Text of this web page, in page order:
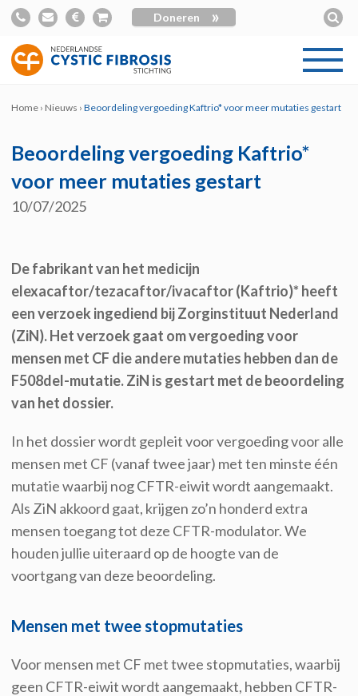
Doneren »
Home › Nieuws ›Beoordeling vergoeding Kaftrio* voor meer mutaties gestart
Beoordeling vergoeding Kaftrio*
voor meer mutaties gestart
10/07/2025
De fabrikant van het medicijn
elexacaftor/tezacaftor/ivacaftor (Kaftrio)* heeft
een verzoek ingediend bij Zorginstituut Nederland
(ZiN). Het verzoek gaat om vergoeding voor
mensen met CF die andere mutaties hebben dan de
F508del-mutatie. ZiN is gestart met de beoordeling
van het dossier.
In het dossier wordt gepleit voor vergoeding voor alle
mensen met CF (vanaf twee jaar) met ten minste één
mutatie waarbij nog CFTR-eiwit wordt aangemaakt.
Als ZiN akkoord gaat, krijgen zo’n honderd extra
mensen toegang tot deze CFTR-modulator. We
houden jullie uiteraard op de hoogte van de
voortgang van deze beoordeling.
Mensen met twee stopmutaties
Voor mensen met CF met twee stopmutaties, waarbij
geen CFTR-eiwit wordt aangemaakt, hebben CFTR-